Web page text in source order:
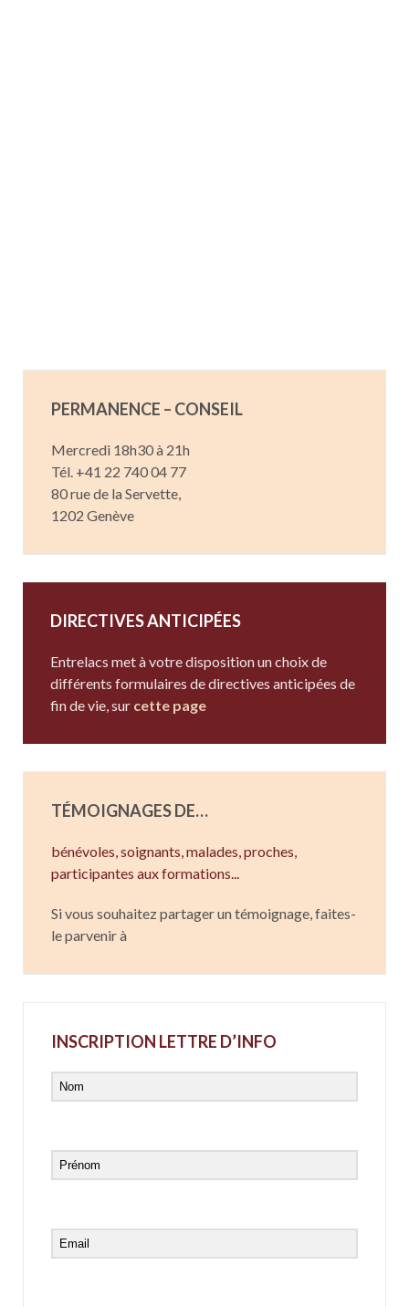
PERMANENCE – CONSEIL
Mercredi 18h30 à 21h
Tél. +41 22 740 04 77
80 rue de la Servette,
1202 Genève
DIRECTIVES ANTICIPÉES
Entrelacs met à votre disposition un choix de
différents formulaires de directives anticipées de
fin de vie, sur cette page
TÉMOIGNAGES DE…
bénévoles, soignants,malades,proches,
participantes aux formations...
Si vous souhaitez partager un témoignage, faites-
le parvenir à
INSCRIPTION LETTRE D’INFO